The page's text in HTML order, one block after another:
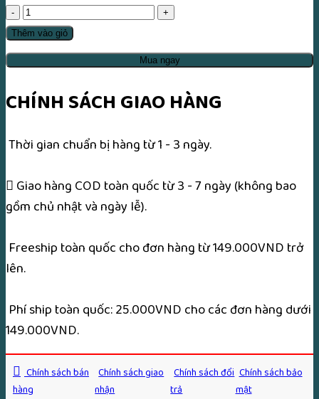
Cúng
Thỉnh
Phật
–
Thổ
Công
–
Gia
Tiên
–
Khánh
Trạch
song
ngữ
(Bộ
2
quyển)
số
lượng
Thêm vào giỏ
Mua ngay
CHÍNH SÁCH GIAO HÀNG
Thời gian chuẩn bị hàng từ 1 - 3 ngày.
Giao hàng COD toàn quốc từ 3 - 7 ngày (không bao
gồm chủ nhật và ngày lễ).
Freeship toàn quốc cho đơn hàng từ 149.000VND trở
lên.
Phí ship toàn quốc: 25.000VND cho các đơn hàng dưới
149.000VND.
Chính sách bán
hàng
Chính sách giao
nhận
Chính sách đổi
trả
Chính sách bảo
mật